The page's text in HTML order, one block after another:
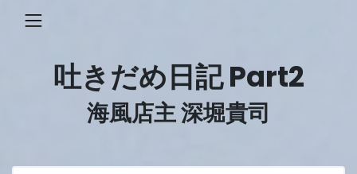
吐きだめ日記 Part2
海風店主 深堀貴司